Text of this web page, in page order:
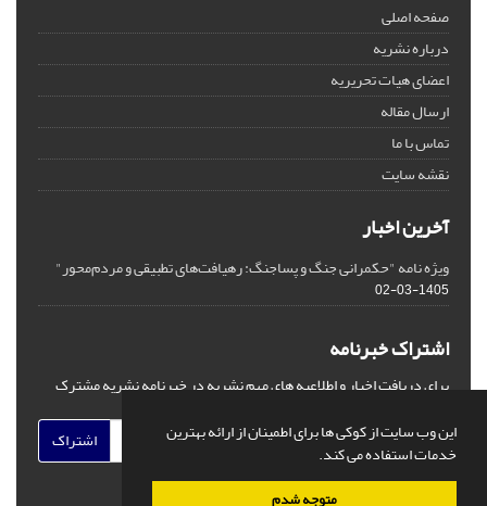
این وب سایت از کوکی ها برای اطمینان از ارائه بهترین
خدمات استفاده می کند.
متوجه شدم
صفحه اصلی
درباره نشریه
اعضای هیات تحریریه
ارسال مقاله
تماس با ما
نقشه سایت
آخرین اخبار
ویژه نامه "حکمرانی جنگ و پساجنگ: رهیافت‌های تطبیقی و مردم‌محور"
1405-03-02
اشتراک خبرنامه
برای دریافت اخبار و اطلاعیه های مهم نشریه در خبرنامه نشریه مشترک
اشتراک